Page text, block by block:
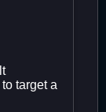
target a